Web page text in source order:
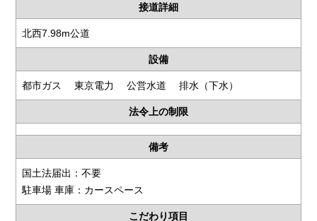
接道詳細
北西7.98m公道
設備
都市ガス 東京電力 公営水道 排水（下水）
法令上の制限
備考
国土法届出：不要
駐車場 車庫：カースペース
こだわり項目